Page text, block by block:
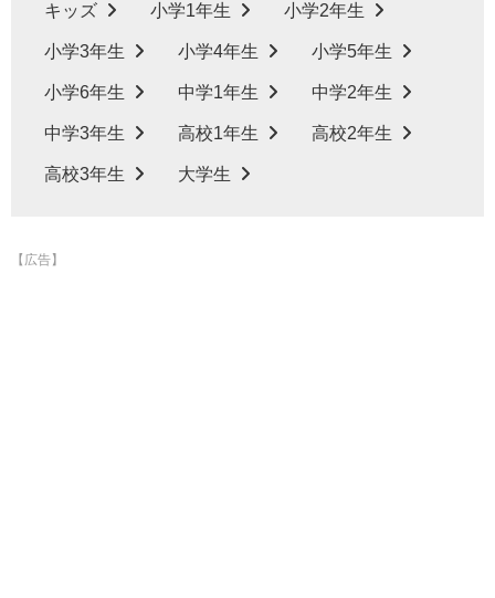
キッズ 小学1年生 小学2年生
小学3年生 小学4年生 小学5年生
小学6年生 中学1年生 中学2年生
中学3年生 高校1年生 高校2年生
高校3年生 大学生